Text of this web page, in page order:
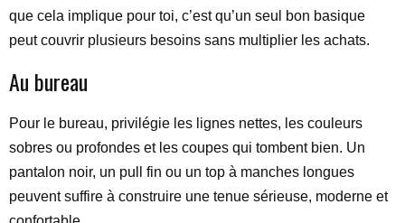
que cela implique pour toi, c’est qu’un seul bon basique
peut couvrir plusieurs besoins sans multiplier les achats.
Au bureau
Pour le bureau, privilégie les lignes nettes, les couleurs
sobres ou profondes et les coupes qui tombent bien. Un
pantalon noir, un pull fin ou un top à manches longues
peuvent suffire à construire une tenue sérieuse, moderne et